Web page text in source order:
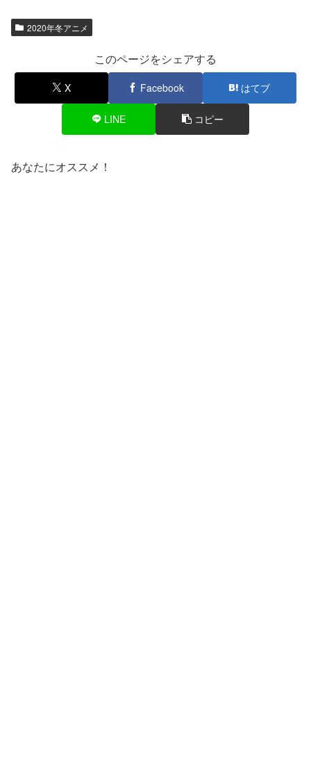
2020年冬アニメ
このページをシェアする
X Facebook はてブ
LINE コピー
あなたにオススメ！